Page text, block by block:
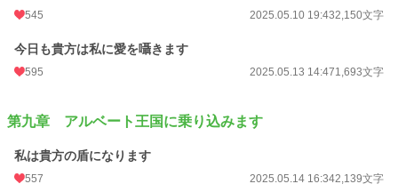
545 2025.05.10 19:432,150文字
今日も貴方は私に愛を囁きます
595 2025.05.13 14:471,693文字
第九章 アルベート王国に乗り込みます
私は貴方の盾になります
557 2025.05.14 16:342,139文字